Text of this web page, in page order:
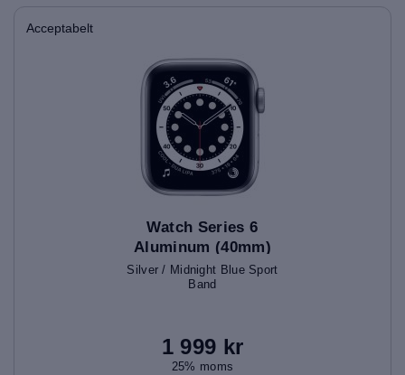
Acceptabelt
Watch Series 6
Aluminum (40mm)
Silver / Midnight Blue Sport
Band
1 999 kr
25% moms